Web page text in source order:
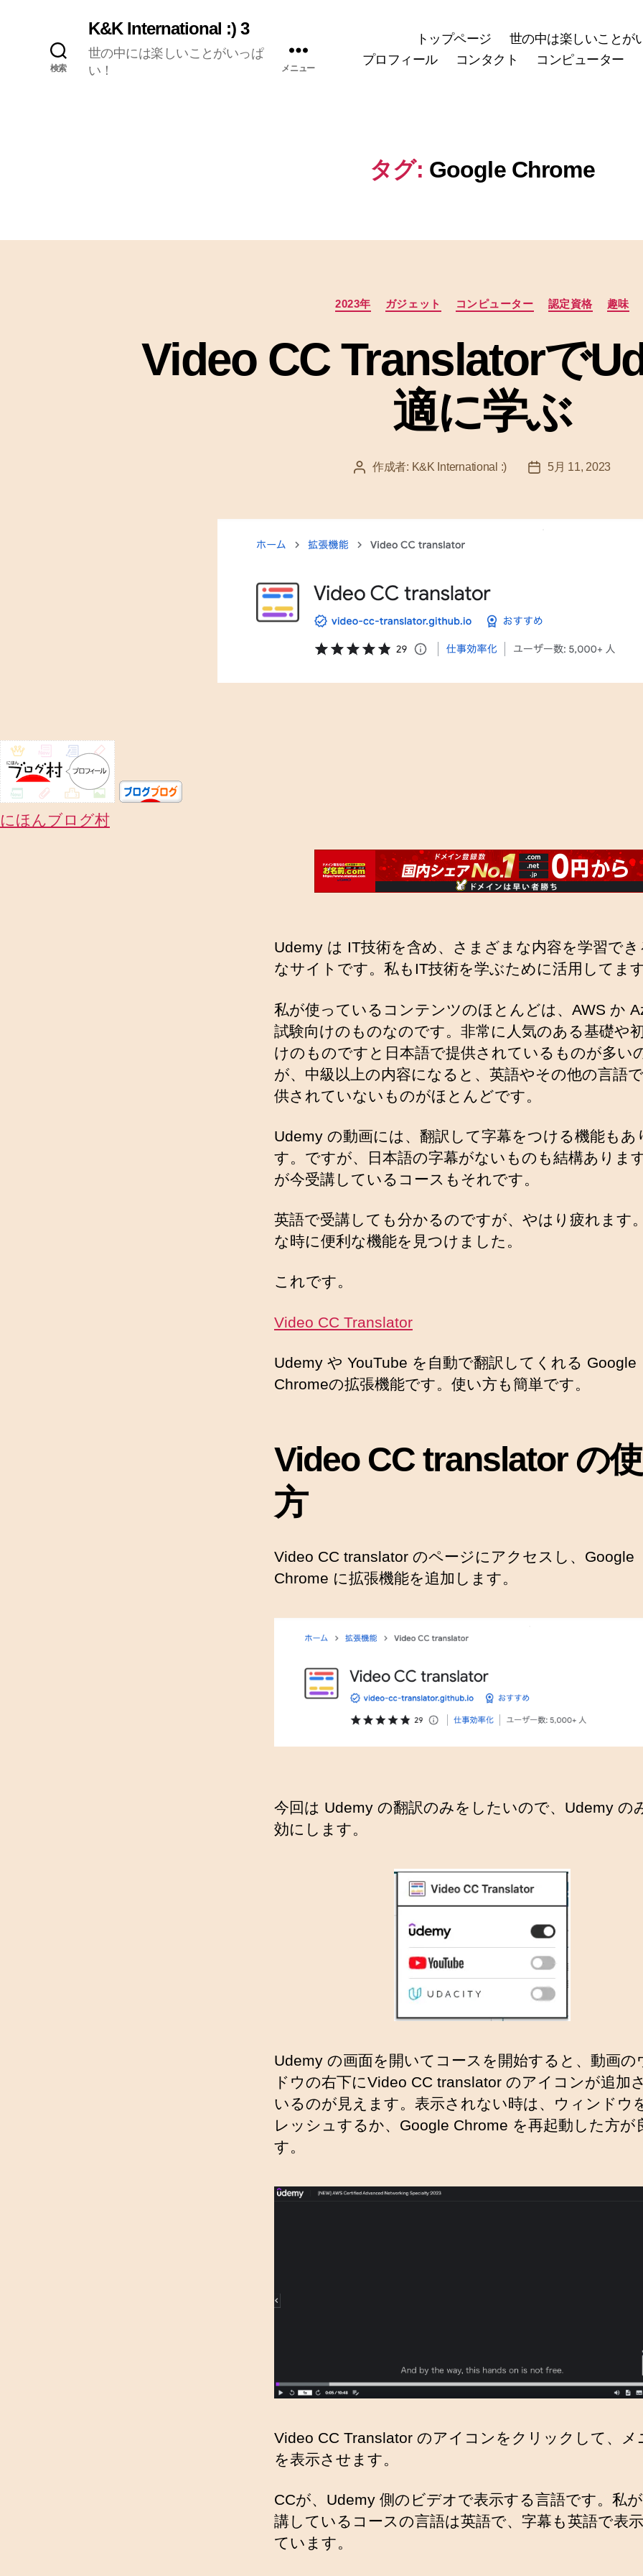
検索
K&K International :) 3
世の中には楽しいことがいっぱ
い！
メニュー
トップページ
世の中は楽しいことが
プロフィール
コンタクト コンピューター
タグ: Google Chrome
カ
テ
リ
ー
2023年 ガジェット コンピューター 認定資格 趣味
Video CC Translatorで
適に学ぶ
投 作成者: K&K International :)
投
5月 11, 2023
にほんブログ村
Udemy は IT技術を含め、さまざまな内容を学習でき
なサイトです。私もIT技術を学ぶために活用してま
私が使っているコンテンツのほとんどは、AWS か
試験向けのものなのです。非常に人気のある基礎や
けのものですと日本語で提供されているものが多い
が、中級以上の内容になると、英語やその他の言語
供されていないものがほとんどです。
Udemy の動画には、翻訳して字幕をつける機能もあ
す。ですが、日本語の字幕がないものも結構ありま
が今受講しているコースもそれです。
英語で受講しても分かるのですが、やはり疲れます
な時に便利な機能を見つけました。
これです。
Video CC Translator
Udemy や YouTube を自動で翻訳してくれる Google
Chromeの拡張機能です。使い方も簡単です。
Video CC translator の
方
Video CC translator のページにアクセスし、Google
Chrome に拡張機能を追加します。
今回は Udemy の翻訳のみをしたいので、Udemy の
効にします。
Udemy の画面を開いてコースを開始すると、動画の
ドウの右下にVideo CC translator のアイコンが追加
いるのが見えます。表示されない時は、ウィンドウ
レッシュするか、Google Chrome を再起動した方が
す。
Video CC Translator のアイコンをクリックして、メ
を表示させます。
CCが、Udemy 側のビデオで表示する言語です。私
講しているコースの言語は英語で、字幕も英語で表
ています。